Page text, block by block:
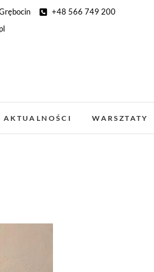
+48 566 749 200
AKTUALNOŚCI WARSZTATY